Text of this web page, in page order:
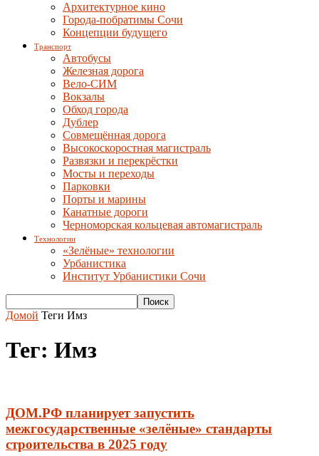
Архитектурное кино
Города-побратимы Сочи
Концепции будущего
Транспорт
Автобусы
Железная дорога
Вело-СИМ
Вокзалы
Обход города
Дублер
Совмещённая дорога
Высокоскоростная магистраль
Развязки и перекрёстки
Мосты и переходы
Парковки
Порты и марины
Канатные дороги
Черноморская кольцевая автомагистраль
Технологии
«Зелёные» технологии
Урбанистика
Институт Урбанистики Сочи
Домой Теги Имз
Тег: Имз
ДОМ.PФ планирует запустить
межгосударственные «зелёные» стандарты
строительства в 2025 году